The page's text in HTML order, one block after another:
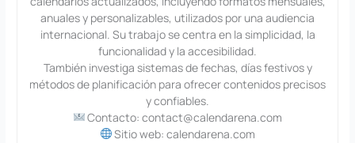
anuales y personalizables, utilizados por una audiencia
internacional. Su trabajo se centra en la simplicidad, la
funcionalidad y la accesibilidad.
También investiga sistemas de fechas, días festivos y
métodos de planificación para ofrecer contenidos precisos
y confiables.
Contacto: contact@calendarena.com
Sitio web: calendarena.com